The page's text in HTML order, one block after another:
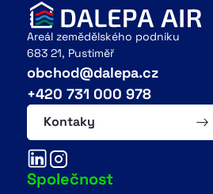
Areál zemědělského podniku
683 21, Pustiměř
obchod@dalepa.cz
+420 731 000 978
Kontaky
Společnost